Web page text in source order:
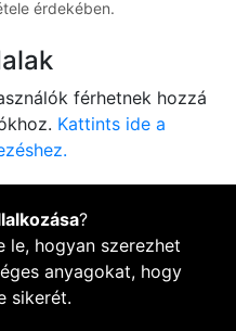
érdekében.
férhetnek hozzá
Kattints ide a
?
le, hogyan szerezhet
anyagokat, hogy
sikerét.